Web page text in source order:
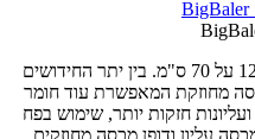
המכבש החדש מייצר חבילות במידה 120 על 70 ס"מ. בין יתר החידושים
מחוזקת המאפשרת עוד חומר
חזקות יותר, שימוש בפח
עליון ודופן מכסה מחוזקים,